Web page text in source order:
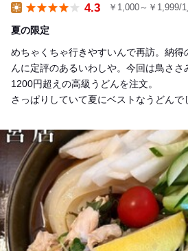
4.3 ￥1,000～￥1,999/1
夏の限定
めちゃくちゃ行きやすいんで再訪。納
んに定評のあるいわしや。今回は鳥ささ
1200円超えの高級うどんを注文。
さっぱりしていて夏にベストなうどんで